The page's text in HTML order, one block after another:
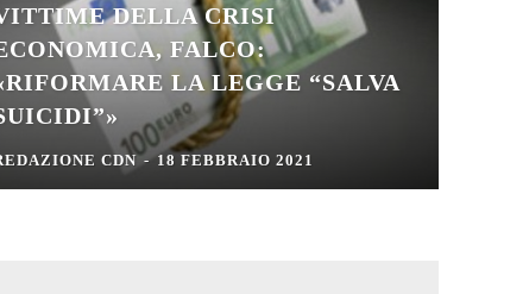
DELLA CRISI
FALCO:
LA LEGGE “SALVA
CDN - 18 FEBBRAIO 2021